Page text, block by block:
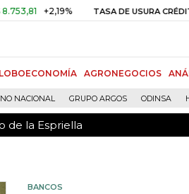
+2,19% TASA DE USURA CRÉDITO
AGRONEGOCIOS
NACIONAL GRUPO ARGOS ODINSA
de la Espriella
la Espriella
BANCOS